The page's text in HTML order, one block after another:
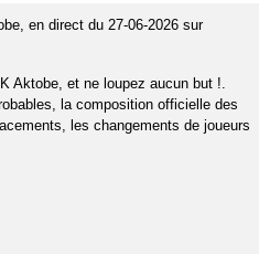
en direct du 27-06-2026 sur
Aktobe, et ne loupez aucun but !.
la composition officielle des
les changements de joueurs